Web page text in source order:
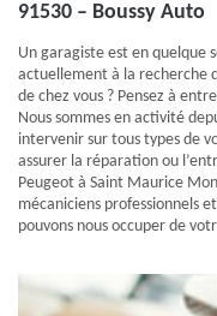
91530 – Boussy Auto
Un garagiste est en quelque
actuellement à la recherche
de chez vous ? Pensez à
Nous sommes en activité
intervenir sur tous types de
assurer la réparation ou
Peugeot à Saint Maurice
mécaniciens professionnels
pouvons nous occuper de